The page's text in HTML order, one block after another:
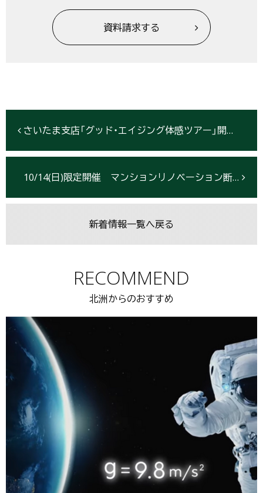
資料請求する
さいたま支店「グッド・エイジング体感ツアー」開催10/7
10/14(日)限定開催 マンションリノベーション断熱見学会【仙台市青葉区】
新着情報一覧へ戻る
RECOMMEND
北洲からのおすすめ